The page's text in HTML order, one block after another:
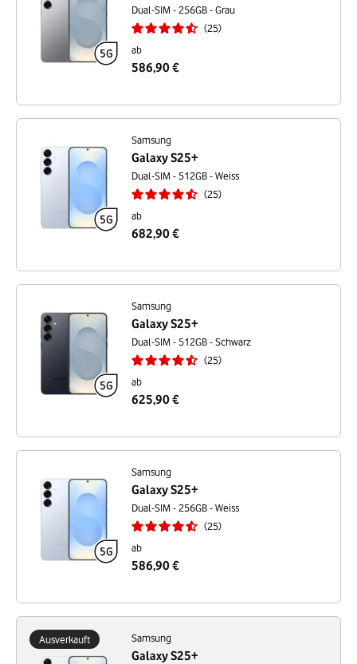
Dual-SIM - 256GB - Grau
25
ab
586,90 €
Samsung
Galaxy S25+
Dual-SIM - 512GB - Weiss
25
ab
682,90 €
Samsung
Galaxy S25+
Dual-SIM - 512GB - Schwarz
25
ab
625,90 €
Samsung
Galaxy S25+
Dual-SIM - 256GB - Weiss
25
ab
586,90 €
Ausverkauft Samsung
Galaxy S25+